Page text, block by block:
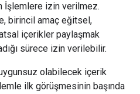
İşlemlere izin verilmez.
birincil amaç eğitsel,
içerikler paylaşmak
sürece izin verilebilir.
olabilecek içerik
ilk görüşmesinin başında